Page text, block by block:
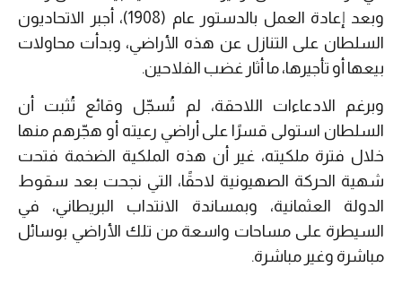
وبعد إعادة العمل بالدستور عام (1908)، أجبر الاتحاديون
السلطان على التنازل عن هذه الأراضي، وبدأت محاولات
بيعها أو تأجيرها، ما أثار غضب الفلاحين.
وبرغم الادعاءات اللاحقة، لم تُسجّل وقائع تُثبت أن
السلطان استولى قسرًا على أراضي رعيته أو هجّرهم منها
خلال فترة ملكيته، غير أن هذه الملكية الضخمة فتحت
شهية الحركة الصهيونية لاحقًا، التي نجحت بعد سقوط
الدولة العثمانية، وبمساندة الانتداب البريطاني، في
السيطرة على مساحات واسعة من تلك الأراضي بوسائل
مباشرة وغير مباشرة.